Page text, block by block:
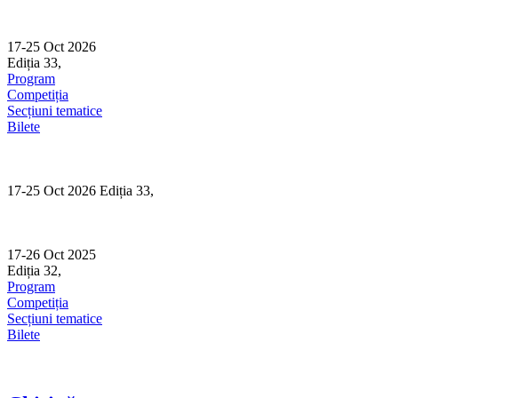
content
17-25 Oct 2026
Ediția 33,
Program
Competiția
Secțiuni tematice
Bilete
17-25 Oct 2026 Ediția 33,
17-26 Oct 2025
Ediția 32,
Program
Competiția
Secțiuni tematice
Bilete